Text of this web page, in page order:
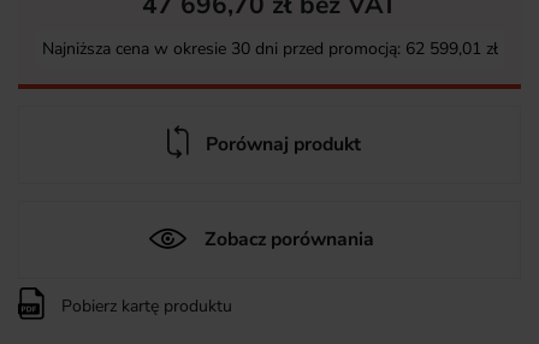
Najniższa cena w okresie 30 dni przed promocją: 62 599,01 zł
Porównaj produkt
Zobacz porównania
Pobierz kartę produktu